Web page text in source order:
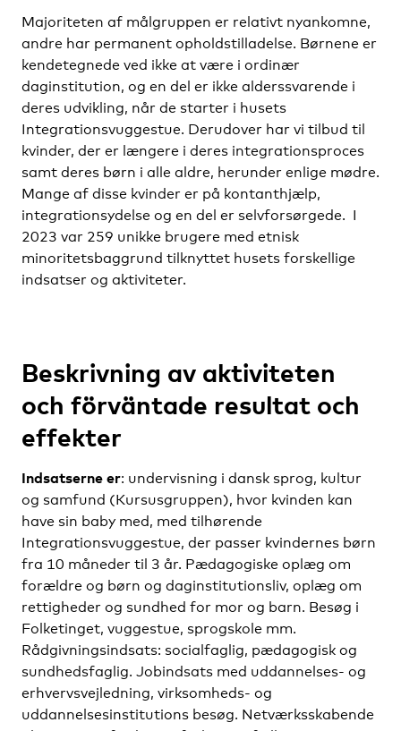
Majoriteten af målgruppen er relativt nyankomne,
andre har permanent opholdstilladelse. Børnene er
kendetegnede ved ikke at være i ordinær
daginstitution, og en del er ikke alderssvarende i
deres udvikling, når de starter i husets
Integrationsvuggestue. Derudover har vi tilbud til
kvinder, der er længere i deres integrationsproces
samt deres børn i alle aldre, herunder enlige mødre.
Mange af disse kvinder er på kontanthjælp,
integrationsydelse og en del er selvforsørgede. I
2023 var 259 unikke brugere med etnisk
minoritetsbaggrund tilknyttet husets forskellige
indsatser og aktiviteter.
Beskrivning av aktiviteten
och förväntade resultat och
effekter
Indsatserne er: undervisning i dansk sprog, kultur
og samfund (Kursusgruppen), hvor kvinden kan
have sin baby med, med tilhørende
Integrationsvuggestue, der passer kvindernes børn
fra 10 måneder til 3 år. Pædagogiske oplæg om
forældre og børn og daginstitutionsliv, oplæg om
rettigheder og sundhed for mor og barn. Besøg i
Folketinget, vuggestue, sprogskole mm.
Rådgivningsindsats: socialfaglig, pædagogisk og
sundhedsfaglig. Jobindsats med uddannelses- og
erhvervsvejledning, virksomheds- og
uddannelsesinstitutions besøg. Netværksskabende